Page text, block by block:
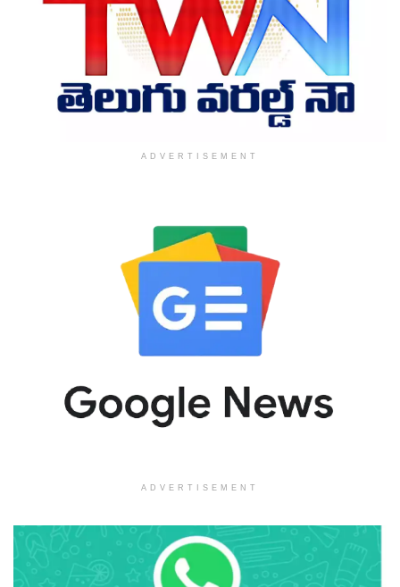
ADVERTISEMENT
ADVERTISEMENT